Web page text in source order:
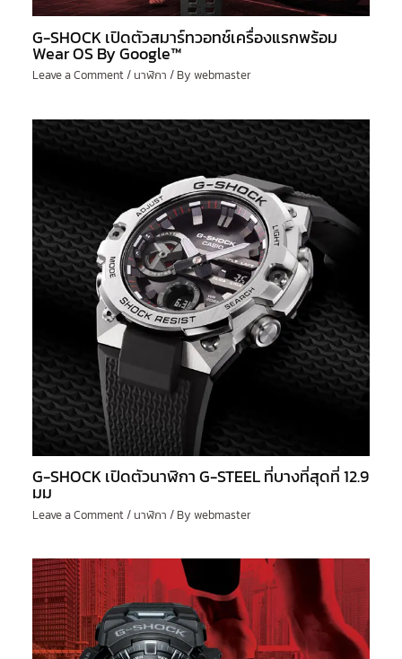
G-SHOCK เปิดตัวสมาร์ทวอทช์เครื่องแรกพร้อม
Wear OS By Google™
Leave a Comment/ นาฬิกา / Bywebmaster
G-SHOCK เปิดตัวนาฬิกา G-STEEL ที่บางที่สุดที่ 12.9
มม
Leave a Comment/ นาฬิกา / Bywebmaster